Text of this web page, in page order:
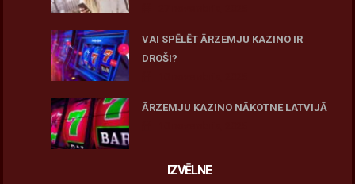
VAI SPĒLĒT ĀRZEMJU KAZINO IR
DROŠI?
ĀRZEMJU KAZINO NĀKOTNE LATVIJĀ
IZVĒLNE